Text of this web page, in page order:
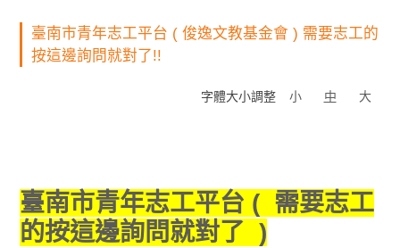
臺南市青年志工平台 ( 俊逸文教基金會 ) 需要志工的
按這邊詢問就對了!!
字體大小調整 小 中 大
臺南市青年志工平台 ( 需要志工
的按這邊詢問就對了 )